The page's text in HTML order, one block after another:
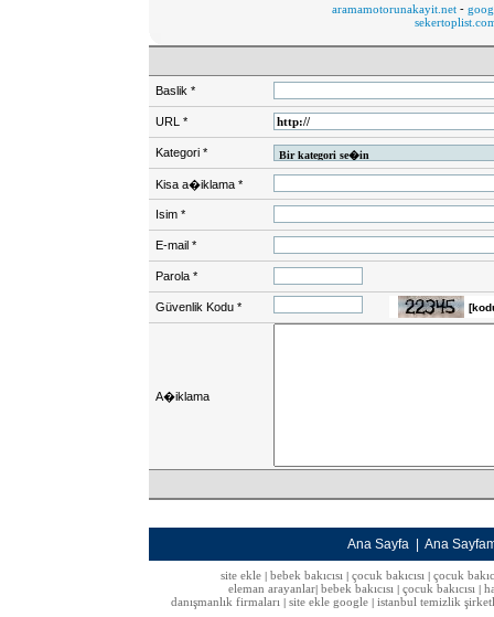
aramamotorunakayit.net -
Baslik *
URL *
Kategori *
Kisa a�iklama *
Isim *
E-mail *
Parola *
Güvenlik Kodu *
A�iklama
Ana Sayfa Ana
site ekle| bebek bakıcısı| çocuk bakıcısı| çocuk
eleman arayanlar bebek bakıcısı çocuk bakıcısı
danışmanlık firmaları
site ekle google istanbul temizlik